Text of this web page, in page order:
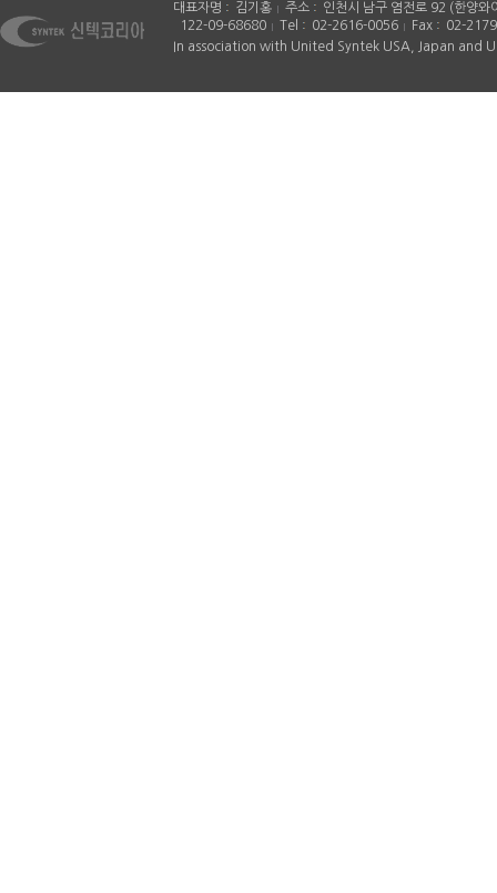
대표자명 김기홍 주소
인천시 남구 염전로 92 (한양와
122-09-68680
Tel 02-2616-0056 Fax
02-
In association with United Syntek USA, Japan and